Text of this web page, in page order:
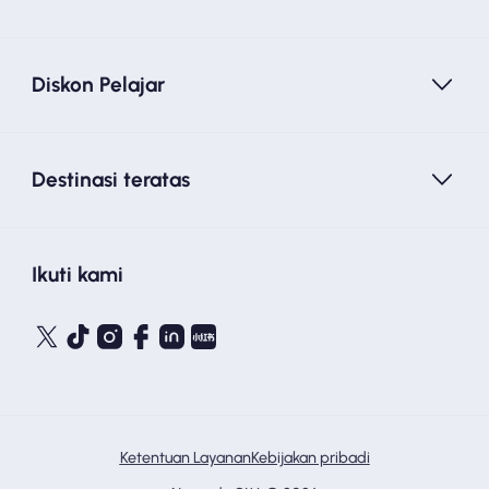
Diskon Pelajar
Destinasi teratas
Ikuti kami
Ketentuan LayananKebijakan pribadi